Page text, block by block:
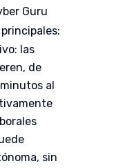
Guru
las
de
al
sin